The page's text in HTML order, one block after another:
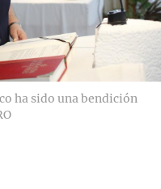
ha sido una bendición